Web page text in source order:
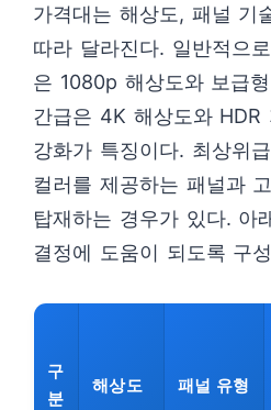
가격대는 해상도, 패널 기
따라 달라진다. 일반적으
은 1080p 해상도와 보급
간급은 4K 해상도와 HDR
강화가 특징이다. 최상위
컬러를 제공하는 패널과
탑재하는 경우가 있다. 아
결정에 도움이 되도록 구
구
분
해상도 패널 유형